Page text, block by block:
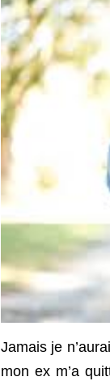
Jamais je
mon ex m’a